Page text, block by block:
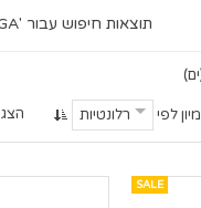
תוצאות חיפוש עבור 'EGO ONE MEGA'
הצג מיון לפי רלונטיות
SALE